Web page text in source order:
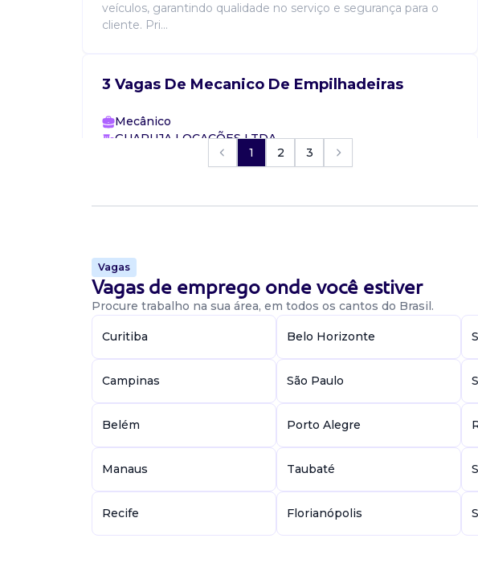
veículos, garantindo qualidade no serviço e segurança para o
cliente. Pri...
3 Vagas De Mecanico De Empilhadeiras
Mecânico
GUARUJA LOCAÇÕES LTDA
Ponte Nova, Várzea Grande / MT
desejavel ter conhecimento em peças mecânicas, não precisa
Vaga De Mecânico Senior
Mecânico
BELENZINHO SP, São Paulo / SP
Executar a manutenção mecânica de moto, maquinários e
equipamentos, visando assegurar condições ideais do
Vaga De Mecânico De Máquina De Costura
1 2 3
Vagas
Vagas de emprego onde você estiver
Procure trabalho na sua área, em todos os cantos do Brasil.
Curitiba Belo Horizonte
Campinas São Paulo
Belém Porto Alegre
Manaus Taubaté
Recife Florianópolis